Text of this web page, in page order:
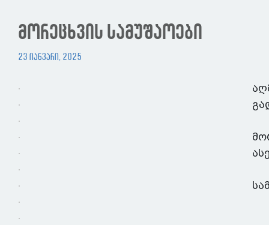
მორეცხვის სამუშაოები
23 იანვარი, 2025